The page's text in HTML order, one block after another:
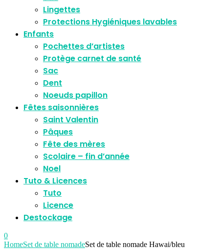
Lingettes
Protections Hygiéniques lavables
Enfants
Pochettes d’artistes
Protège carnet de santé
Sac
Dent
Noeuds papillon
Fêtes saisonnières
Saint Valentin
Pâques
Fête des mères
Scolaire – fin d’année
Noel
Tuto & Licences
Tuto
Licence
Destockage
0
HomeSet de table nomadeSet de table nomade Hawai/bleu